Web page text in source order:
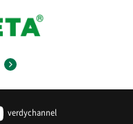
verdychannel